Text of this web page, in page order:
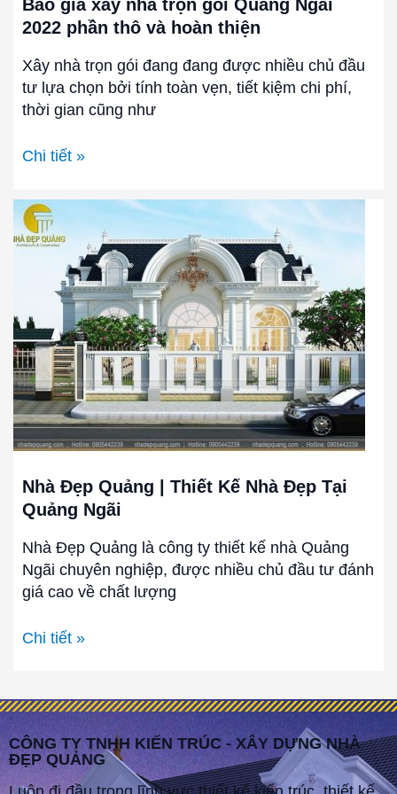
Báo giá xây nhà trọn gói Quảng Ngãi
2022 phần thô và hoàn thiện
Xây nhà trọn gói đang đang được nhiều chủ đầu
tư lựa chọn bởi tính toàn vẹn, tiết kiệm chi phí,
thời gian cũng như
thiện
Chi tiết »
Nhà Đẹp Quảng | Thiết Kế Nhà Đẹp Tại
Quảng Ngãi
Nhà Đẹp Quảng là công ty thiết kế nhà Quảng
Ngãi chuyên nghiệp, được nhiều chủ đầu tư đánh
giá cao về chất lượng
Nhà
Đẹp
Quảng
Thiết
Kế
Nhà
Đẹp
Tại
Quảng
Ngãi
Chi tiết »
CÔNG TY TNHH KIẾN TRÚC - XÂY DỰNG NHÀ
ĐẸP QUẢNG